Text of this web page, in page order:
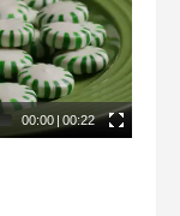
00:00 | 00:22